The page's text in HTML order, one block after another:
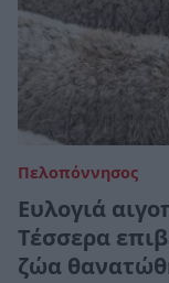
Πελοπόννησος
Ευλογιά
Τέσσερα
ζώα